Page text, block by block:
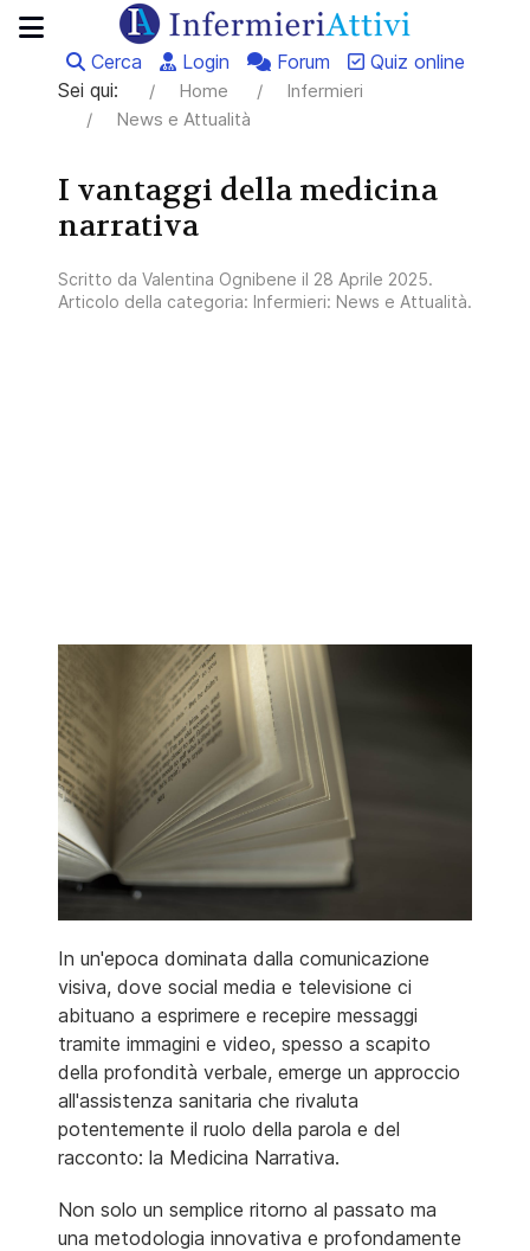
Cerca Login Forum
Quiz online
Sei qui:
Home
Infermieri
News e Attualità
I vantaggi della medicina
narrativa
Scritto da Valentina Ognibene il 28 Aprile 2025.
Articolo della categoria: Infermieri: News e Attualità.
In un'epoca dominata dalla comunicazione
visiva, dove social media e televisione ci
abituano a esprimere e recepire messaggi
tramite immagini e video, spesso a scapito
della profondità verbale, emerge un approccio
all'assistenza sanitaria che rivaluta
potentemente il ruolo della parola e del
racconto: la Medicina Narrativa.
Non solo un semplice ritorno al passato ma
una metodologia innovativa e profondamente